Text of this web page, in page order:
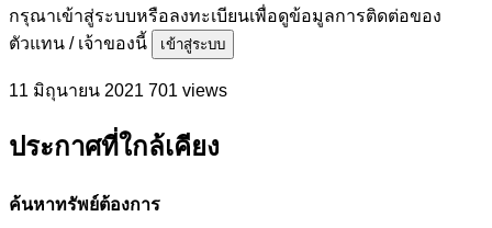
กรุณาเข้าสู่ระบบหรือลงทะเบียนเพื่อดูข้อมูลการติดต่อของ
ตัวแทน / เจ้าของนี้
เข้าสู่ระบบ
11 มิถุนายน 2021 701 views
ประกาศที่ใกล้เคียง
ค้นหาทรัพย์ต้องการ